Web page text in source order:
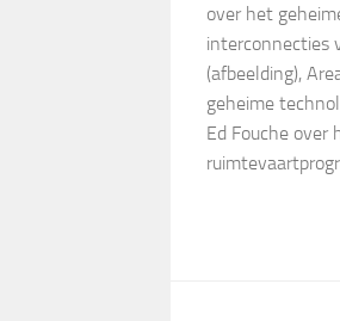
over het
interconnecties
(afbeelding),
geheime
Ed Fouche over